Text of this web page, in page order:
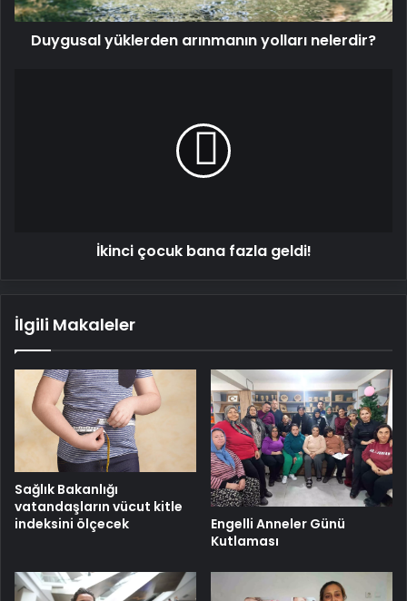
Duygusal yüklerden arınmanın yolları nelerdir?
İkinci çocuk bana fazla geldi!
İlgili Makaleler
Sağlık Bakanlığı
vatandaşların vücut kitle
indeksini ölçecek
Engelli Anneler Günü
Kutlaması